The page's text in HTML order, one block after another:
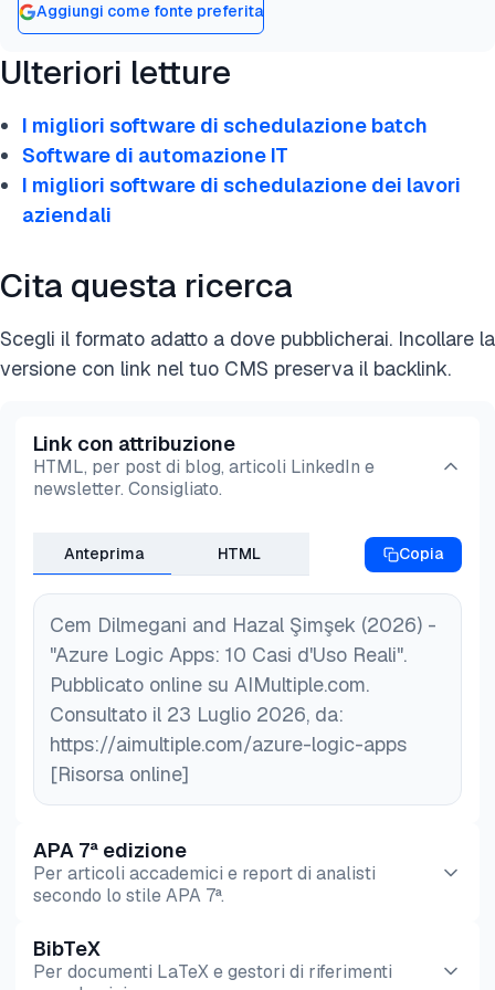
integrare un'ampia gamma di servizi di terze parti
una soluzione di integrazione su misura con una
Aggiungi come fonte preferita
Ulteriori letture
I migliori software di schedulazione batch
Software di automazione IT
I migliori software di schedulazione dei lavori
aziendali
Cita questa ricerca
Scegli il formato adatto a dove pubblicherai. Incollare la
versione con link nel tuo CMS preserva il backlink.
Link con attribuzione
HTML, per post di blog, articoli LinkedIn e
newsletter. Consigliato.
Anteprima HTML Copia
Cem Dilmegani and Hazal Şimşek (2026) -
"Azure Logic Apps: 10 Casi d'Uso Reali".
Pubblicato online su AIMultiple.com.
Consultato il 23 Luglio 2026, da:
https://aimultiple.com/azure-logic-apps
[Risorsa online]
APA 7ª edizione
Per articoli accademici e report di analisti
secondo lo stile APA 7ª.
Anteprima
BibTeX
Per documenti LaTeX e gestori di riferimenti